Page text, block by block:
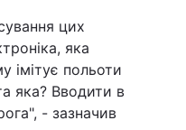
цих
яка
імітує польоти
яка? Вводити в
- зазначив